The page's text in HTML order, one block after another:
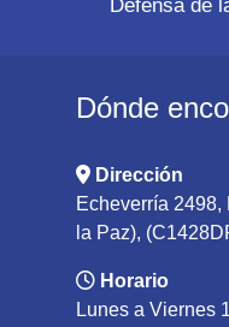
Defensa de
Dónde
Dirección
Echeverría
la Paz),
Horario
Lunes a Viernes